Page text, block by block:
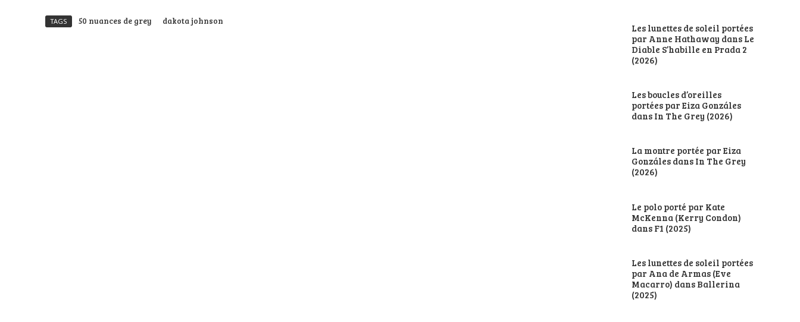
TAGS 50 nuances de grey dakota johnson
Les lunettes de soleil portées
par Anne Hathaway dans Le
Diable S’habille en Prada 2
(2026)
Les boucles d’oreilles
portées par Eiza Gonzáles
dans In The Grey (2026)
La montre portée par Eiza
Gonzáles dans In The Grey
(2026)
Le polo porté par Kate
McKenna (Kerry Condon)
dans F1 (2025)
Les lunettes de soleil portées
par Ana de Armas (Eve
Macarro) dans Ballerina
(2025)